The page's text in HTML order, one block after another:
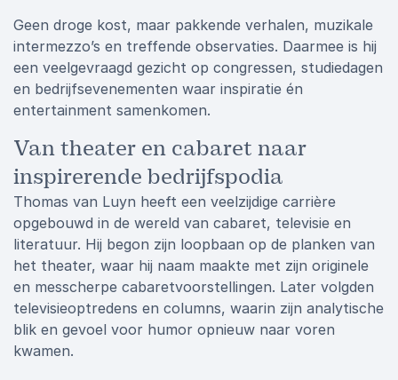
Geen droge kost, maar pakkende verhalen, muzikale
intermezzo’s en treffende observaties. Daarmee is hij
een veelgevraagd gezicht op congressen, studiedagen
en bedrijfsevenementen waar inspiratie én
entertainment samenkomen.
Van theater en cabaret naar
inspirerende bedrijfspodia
Thomas van Luyn heeft een veelzijdige carrière
opgebouwd in de wereld van cabaret, televisie en
literatuur. Hij begon zijn loopbaan op de planken van
het theater, waar hij naam maakte met zijn originele
en messcherpe cabaretvoorstellingen. Later volgden
televisieoptredens en columns, waarin zijn analytische
blik en gevoel voor humor opnieuw naar voren
kwamen.